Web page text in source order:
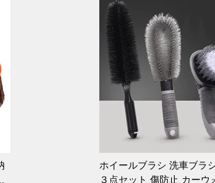
ホイールブラシ 洗車ブラ
３点セット 傷防止 カーウ